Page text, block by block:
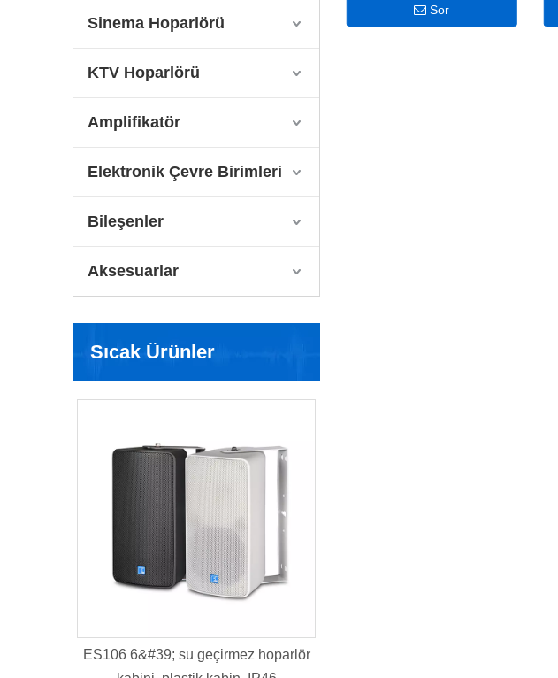
Sinema Hoparlörü
KTV Hoparlörü
Amplifikatör
Elektronik Çevre Birimleri
Bileşenler
Aksesuarlar
Sıcak Ürünler
6&#39; su geçirmez hoparlör
K112B
Sor